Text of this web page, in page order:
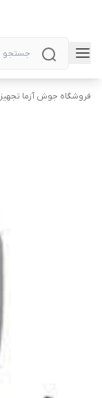
فروشگاه جوش آزما تجهیز